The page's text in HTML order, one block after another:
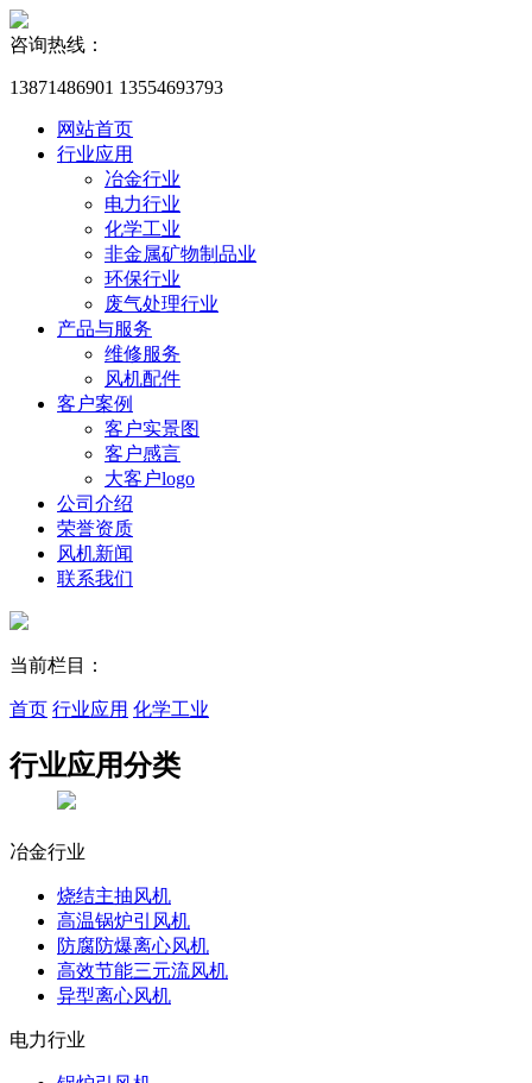
咨询热线：
13871486901 13554693793
网站首页
行业应用
冶金行业
电力行业
化学工业
非金属矿物制品业
环保行业
废气处理行业
产品与服务
维修服务
风机配件
客户案例
客户实景图
客户感言
大客户logo
公司介绍
荣誉资质
风机新闻
联系我们
当前栏目：
首页 行业应用 化学工业
行业应用分类
冶金行业
烧结主抽风机
高温锅炉引风机
防腐防爆离心风机
高效节能三元流风机
异型离心风机
电力行业